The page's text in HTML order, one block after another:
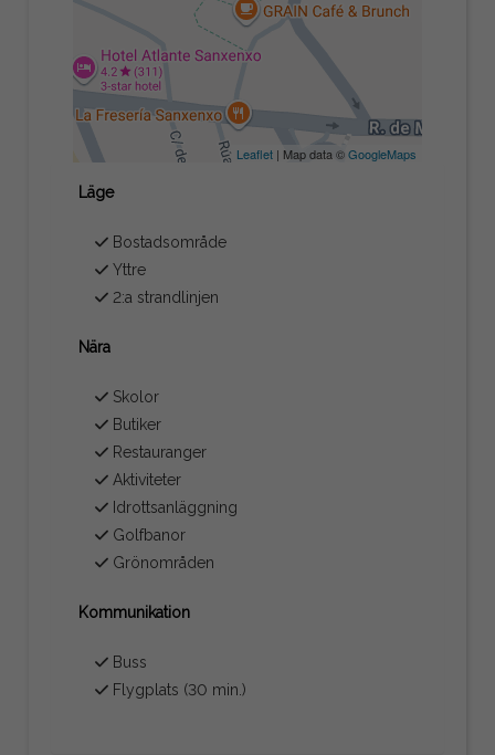
Leaflet| Map data ©GoogleMaps
Läge
Bostadsområde
Yttre
2:a strandlinjen
Nära
Skolor
Butiker
Restauranger
Aktiviteter
Idrottsanläggning
Golfbanor
Grönområden
Kommunikation
Buss
Flygplats (30 min.)